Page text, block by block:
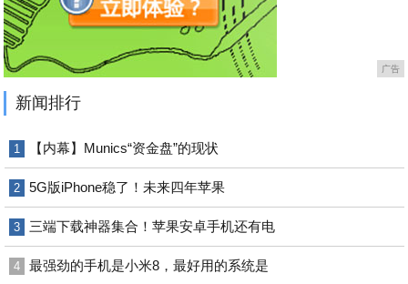
广告
新闻排行
1 【内幕】Munics“资金盘”的现状
2 5G版iPhone稳了！未来四年苹果
3 三端下载神器集合！苹果安卓手机还有电
4 最强劲的手机是小米8，最好用的系统是